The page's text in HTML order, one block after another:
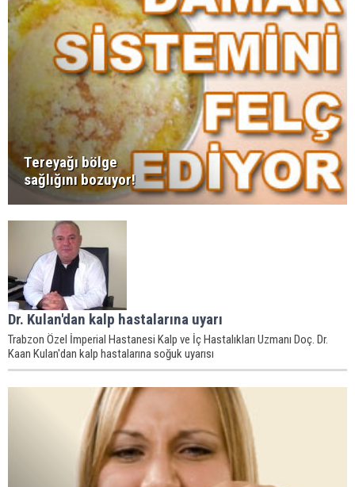
Tereyağı bölge
sağlığını bozuyor!
Dr. Kulan'dan kalp hastalarına uyarı
Trabzon Özel İmperial Hastanesi Kalp ve İç Hastalıkları Uzmanı Doç. Dr.
Kaan Kulan'dan kalp hastalarına soğuk uyarısı